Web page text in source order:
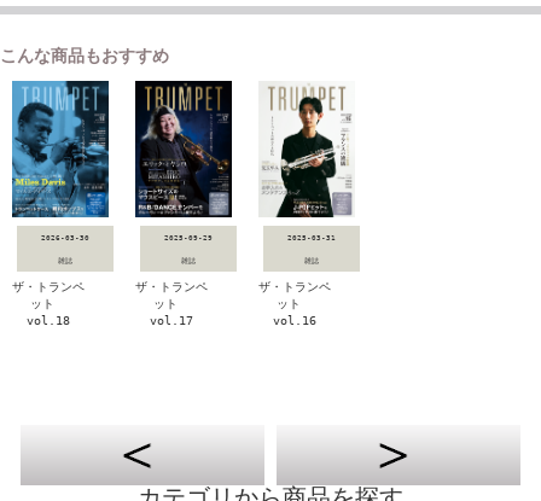
こんな商品もおすすめ
2026-03-30
雑誌
ザ・トランペ
ット
vol.18
2025-09-29
雑誌
ザ・トランペ
ット
vol.17
2025-03-31
雑誌
ザ・トランペ
ット
vol.16